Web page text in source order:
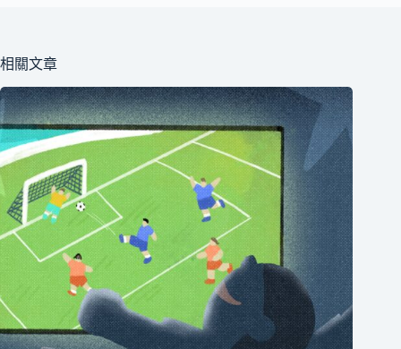
相關文章